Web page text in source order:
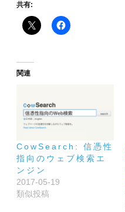
共有:
関連
CowSearch: 信憑性
指向のウェブ検索エ
ンジン
2017-05-19
類似投稿